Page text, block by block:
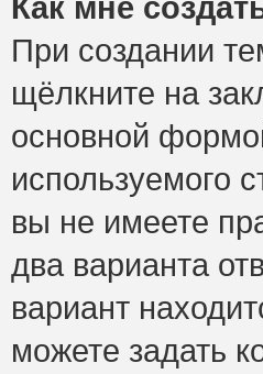
При создании
щёлкните на
основной
используемого
вы не имеете
два варианта
вариант
можете задать